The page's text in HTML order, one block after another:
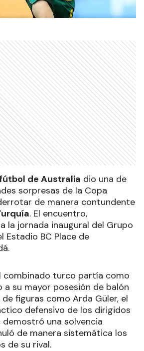
de Australia dio una de
sorpresas de la Copa
de manera contundente
. El encuentro,
la jornada inaugural del Grupo
Estadio BC Place de
combinado turco partía como
su mayor posesión de balón
figuras como Arda Güler, el
defensivo de los dirigidos
demostró una solvencia
de manera sistemática los
de su rival.